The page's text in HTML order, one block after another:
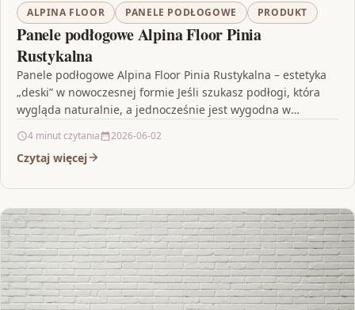
ALPINA FLOOR PANELE PODŁOGOWE PRODUKT
Panele podłogowe Alpina Floor Pinia
Rustykalna
Panele podłogowe Alpina Floor Pinia Rustykalna – estetyka
„deski” w nowoczesnej formie Jeśli szukasz podłogi, która
wygląda naturalnie, a jednocześnie jest wygodna w
4 minut czytania 2026-06-02
Czytaj więcej